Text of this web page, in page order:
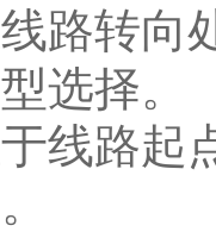
线路转
选择。
于线路